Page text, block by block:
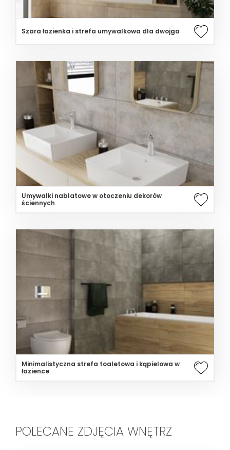
Szara łazienka i strefa umywalkowa dla dwojga
Umywalki nablatowe w otoczeniu dekorów
ściennych
Minimalistyczna strefa toaletowa i kąpielowa w
łazience
POLECANE ZDJĘCIA WNĘTRZ